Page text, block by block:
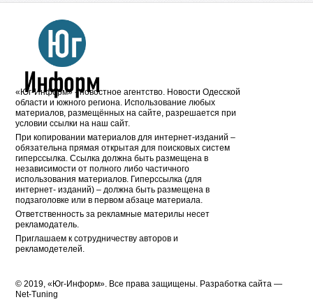
«Юг-Информ» - новостное агентство. Новости Одесской
области и южного региона. Использование любых
материалов, размещённых на сайте, разрешается при
условии ссылки на наш сайт.
При копировании материалов для интернет-изданий –
обязательна прямая открытая для поисковых систем
гиперссылка. Ссылка должна быть размещена в
независимости от полного либо частичного
использования материалов. Гиперссылка (для
интернет- изданий) – должна быть размещена в
подзаголовке или в первом абзаце материала.
Ответственность за рекламные материлы несет
рекламодатель.
Приглашаем к сотрудничеству авторов и
рекламодетелей.
© 2019, «Юг-Информ». Все права защищены. Разработка cайта —
Net-Tuning